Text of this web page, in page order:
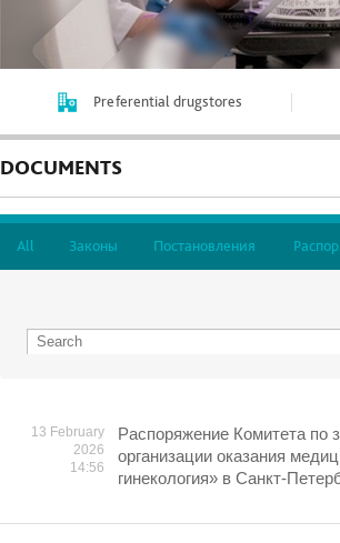
Preferential drugstores
DOCUMENTS
All Законы Постановления
13 February
2026
14:56
Распоряжение Комитета по
организации оказания
гинекология» в Санкт-